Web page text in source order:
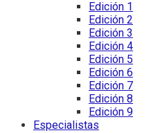
Edición 1
Edición 2
Edición 3
Edición 4
Edición 5
Edición 6
Edición 7
Edición 8
Edición 9
Especialistas